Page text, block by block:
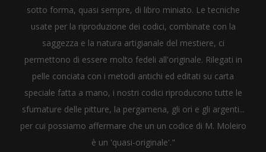
sotto forma, quasi sempre, di libro miniato. Le tecniche
usate per la riproduzione dei codici, combinate con la
saggezza e la natura artigianale del mestiere, ci
permettono di essere molto fedeli all'originale. Rilegati in
pelle conciata con i metodi antichi ed editati su carta
speciale fatta a mano, i nostri codici riproducono tutte le
sfumature delle pitture, la pergamena, gli ori e gli argenti...
per cui possiamo affermare che un un codice di M. Moleiro
è un 'quasi-originale'."